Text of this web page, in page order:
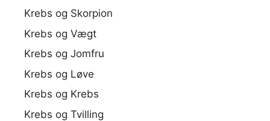
Krebs og Skorpion
Krebs og Vægt
Krebs og Jomfru
Krebs og Løve
Krebs og Krebs
Krebs og Tvilling